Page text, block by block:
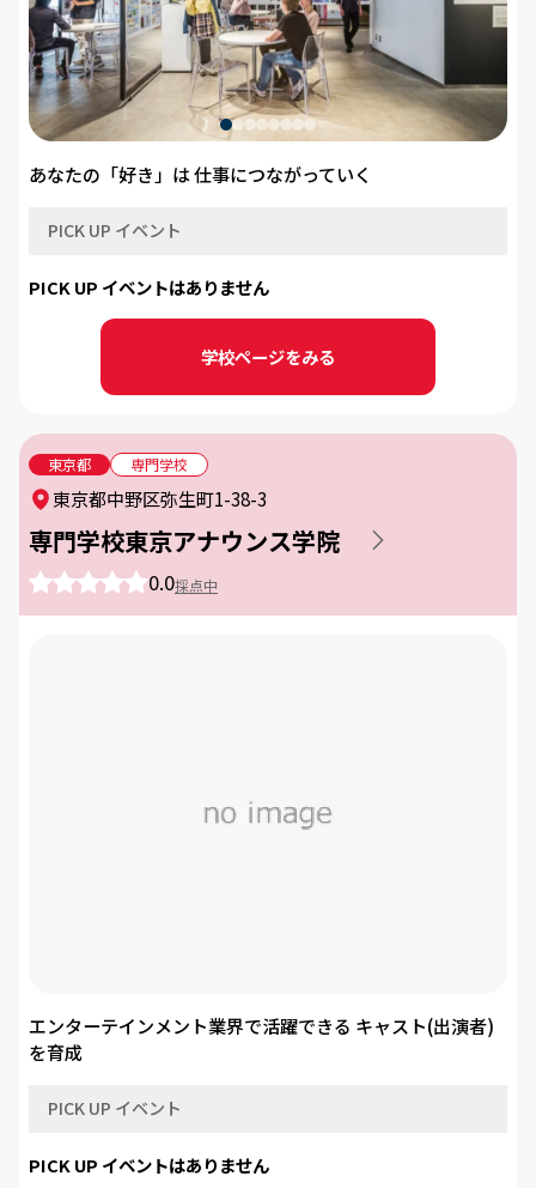
あなたの「好き」は 仕事につながっていく
PICK UP イベント
PICK UP イベントはありません
学校ページをみる
東京都 専門学校
専門学校東京アナウンス学院
0.0採点中
東京都中野区弥生町1-38-3
エンターテインメント業界で活躍できる キャスト(出演者)
を育成
PICK UP イベント
PICK UP イベントはありません